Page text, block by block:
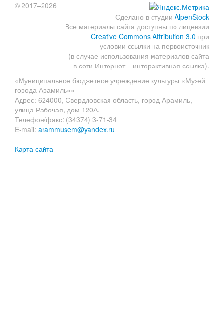
Сделано в студии AlpenStock
Все материалы сайта доступны по лицензии
Creative Commons Attribution 3.0 при
условии ссылки на первоисточник
(в случае использования материалов сайта
в сети Интернет – интерактивная ссылка).
© 2017–2026
«Муниципальное бюджетное учреждение культуры «Музей
города Арамиль»»
Адрес: 624000, Свердловская область, город Арамиль,
улица Рабочая, дом 120А.
Телефон/факс: (34374) 3-71-34
E-mail: arammusem@yandex.ru
Карта сайта